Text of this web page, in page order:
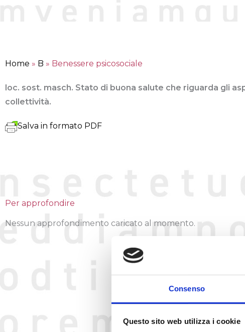
Consenso
Questo sito web utilizza i cookie
Home » B » Benessere psicosociale
loc. sost. masch. Stato di buona salute che riguarda gli
collettività.
Salva in formato PDF
Per approfondire
Nessun approfondimento caricato al momento.